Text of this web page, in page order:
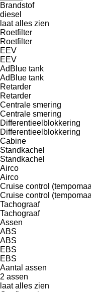
Brandstof
diesel
laat alles zien
Roetfilter
Roetfilter
EEV
EEV
AdBlue tank
AdBlue tank
Retarder
Retarder
Centrale smering
Centrale smering
Differentieelblokkering
Differentieelblokkering
Cabine
Standkachel
Standkachel
Airco
Airco
Cruise control
Cruise control
Tachograaf
Tachograaf
Assen
ABS
ABS
EBS
EBS
Aantal assen
2 assen
laat alles zien